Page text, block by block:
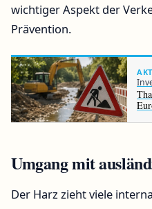
wichtiger Aspekt der
Prävention.
Umgang mit
Der Harz zieht viele